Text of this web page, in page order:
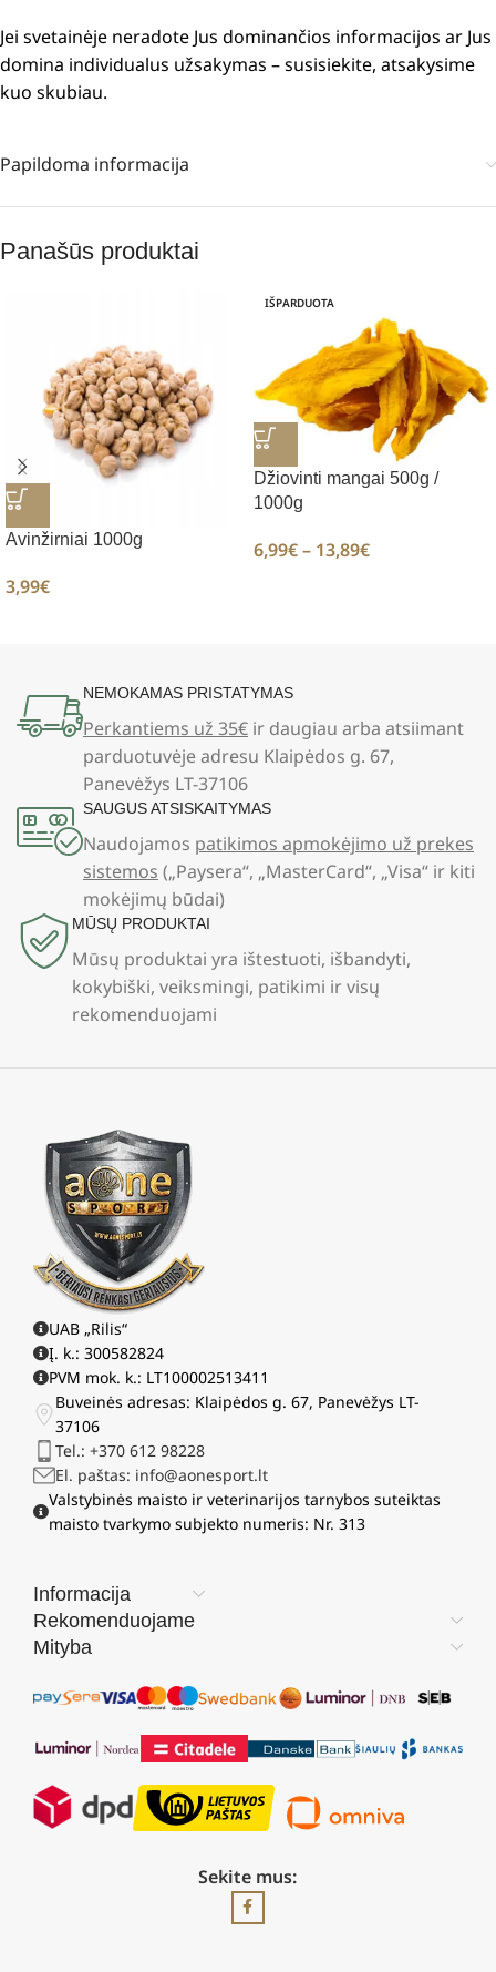
Jei svetainėje neradote Jus dominančios informacijos ar Jus
domina individualus užsakymas – susisiekite, atsakysime
kuo skubiau.
Papildoma informacija
Panašūs produktai
Avinžirniai 1000g
3,99€
IŠPARDUOTA
Džiovinti mangai 500g /
1000g
6,99€– 13,89€
NEMOKAMAS PRISTATYMAS
Perkantiems už 35€ ir daugiau arba atsiimant
parduotuvėje adresu Klaipėdos g. 67,
Panevėžys LT-37106
SAUGUS ATSISKAITYMAS
Naudojamos patikimos apmokėjimo už prekes
sistemos („Paysera“, „MasterCard“, „Visa“ ir kiti
mokėjimų būdai)
MŪSŲ PRODUKTAI
Mūsų produktai yra ištestuoti, išbandyti,
kokybiški, veiksmingi, patikimi ir visų
rekomenduojami
UAB „Rilis“
Į. k.: 300582824
PVM mok. k.: LT100002513411
Buveinės adresas: Klaipėdos g. 67, Panevėžys LT-
37106
Tel.: +370 612 98228
El. paštas: info@aonesport.lt
Valstybinės maisto ir veterinarijos tarnybos suteiktas
maisto tvarkymo subjekto numeris: Nr. 313
Informacija
Rekomenduojame
Mityba
Sekite mus: